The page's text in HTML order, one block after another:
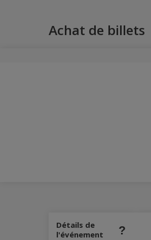
Achat de billets
Détails de
l'événement